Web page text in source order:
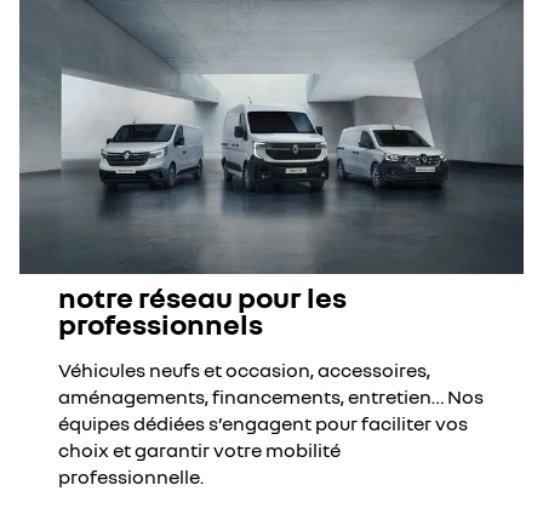
notre réseau pour les
professionnels
Véhicules neufs et occasion, accessoires,
aménagements, financements, entretien… Nos
équipes dédiées s’engagent pour faciliter vos
choix et garantir votre mobilité
professionnelle.